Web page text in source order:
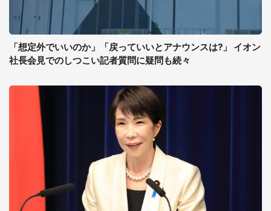
「想定外でいいのか」「戻っていいとアナウンスは?」 イオン
社長会見でのしつこい記者質問に疑問も続々